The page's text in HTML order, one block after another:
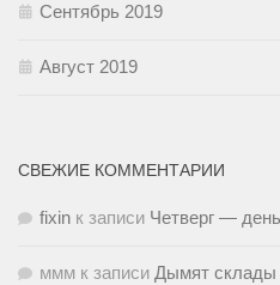
Сентябрь 2019
Август 2019
СВЕЖИЕ КОММЕНТАРИИ
fixin к записи Четверг —
ммм к записи Дымят склады